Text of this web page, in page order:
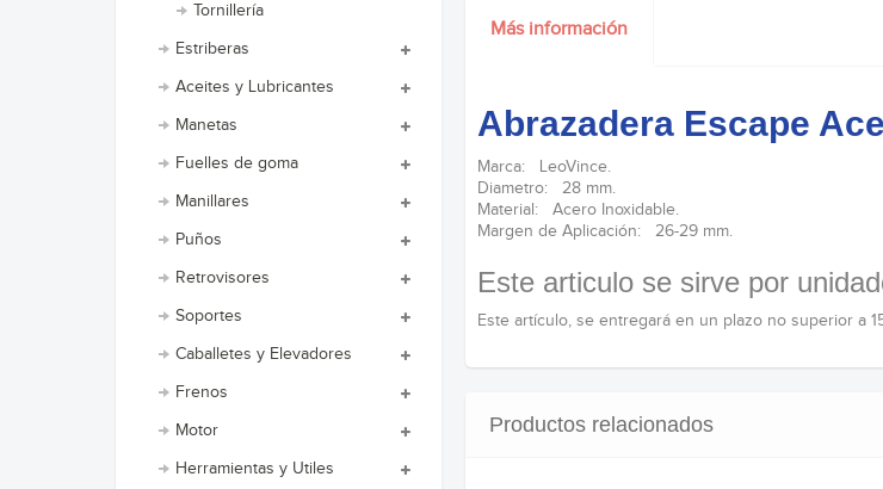
Tornillería
Estriberas
Aceites y Lubricantes
Manetas
Fuelles de goma
Manillares
Puños
Retrovisores
Soportes
Caballetes y Elevadores
Frenos
Motor
Herramientas y Utiles
Más información
Abrazadera Escape
Marca: LeoVince.
Diametro: 28 mm.
Material: Acero Inoxidable.
Margen de Aplicación: 26-29 mm.
Este articulo se sirve por
Este artículo, se entregará en un plazo no superior a
Productos relacionados